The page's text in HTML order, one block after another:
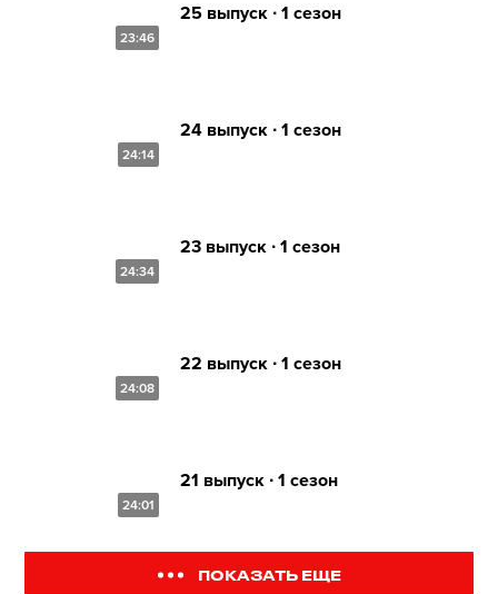
23:46
25 выпуск ∙ 1 сезон
24:14
24 выпуск ∙ 1 сезон
24:34
23 выпуск ∙ 1 сезон
24:08
22 выпуск ∙ 1 сезон
24:01
21 выпуск ∙ 1 сезон
ПОКАЗАТЬ ЕЩЕ